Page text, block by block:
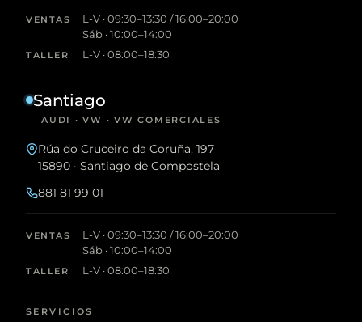
VENTAS
L-V · 09:30–13:30 / 16:00–20:00
Sáb · 10:00–14:00
TALLER L-V · 08:00–18:30
Santiago
AUDI · VW · VW COMERCIALES
Rúa do Cruceiro da Coruña, 197
15890 · Santiago de Compostela
881 81 99 01
VENTAS
L-V · 09:30–13:30 / 16:00–20:00
Sáb · 10:00–14:00
TALLER L-V · 08:00–18:30
SERVICIOS